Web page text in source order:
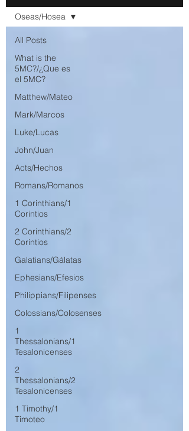
All Posts
What is the
5MC?/¿Que es
el 5MC?
Matthew/Mateo
Mark/Marcos
Luke/Lucas
John/Juan
Acts/Hechos
Romans/Romanos
1 Corinthians/1
Corintios
2 Corinthians/2
Corintios
Galatians/Gálatas
Ephesians/Efesios
Philippians/Filipenses
Colossians/Colosenses
1
Thessalonians/1
Tesalonicenses
2
Thessalonians/2
Tesalonicenses
1 Timothy/1
Timoteo
Oseas/Hosea